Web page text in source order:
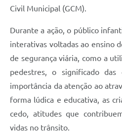
Civil Municipal (GCM).
Durante a ação, o público
interativas voltadas ao ensino
de segurança viária, como a
pedestres, o significado
importância da atenção ao
forma lúdica e educativa, as
cedo, atitudes que
vidas no trânsito.